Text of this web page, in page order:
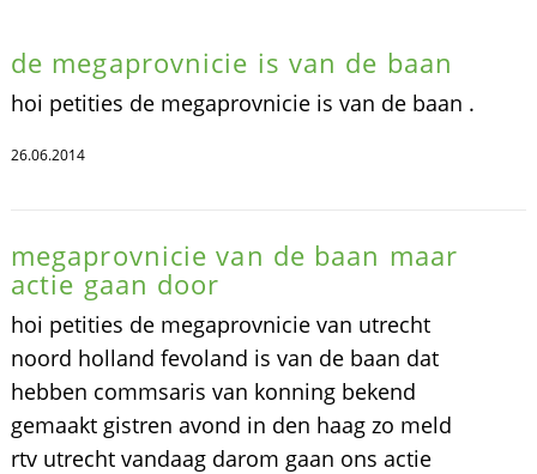
de megaprovnicie is van de baan
hoi petities de megaprovnicie is van de baan .
26.06.2014
megaprovnicie van de baan maar
actie gaan door
hoi petities de megaprovnicie van utrecht
noord holland fevoland is van de baan dat
hebben commsaris van konning bekend
gemaakt gistren avond in den haag zo meld
rtv utrecht vandaag darom gaan ons actie